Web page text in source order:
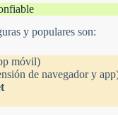
y populares son:
móvil)
de navegador y